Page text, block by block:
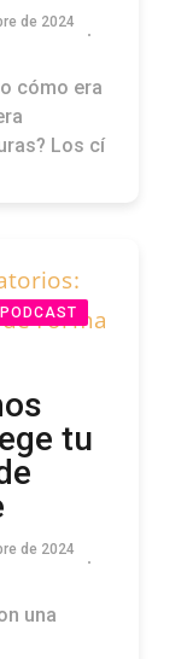
de 2024
cómo era
Los cí
tu
de 2024
una